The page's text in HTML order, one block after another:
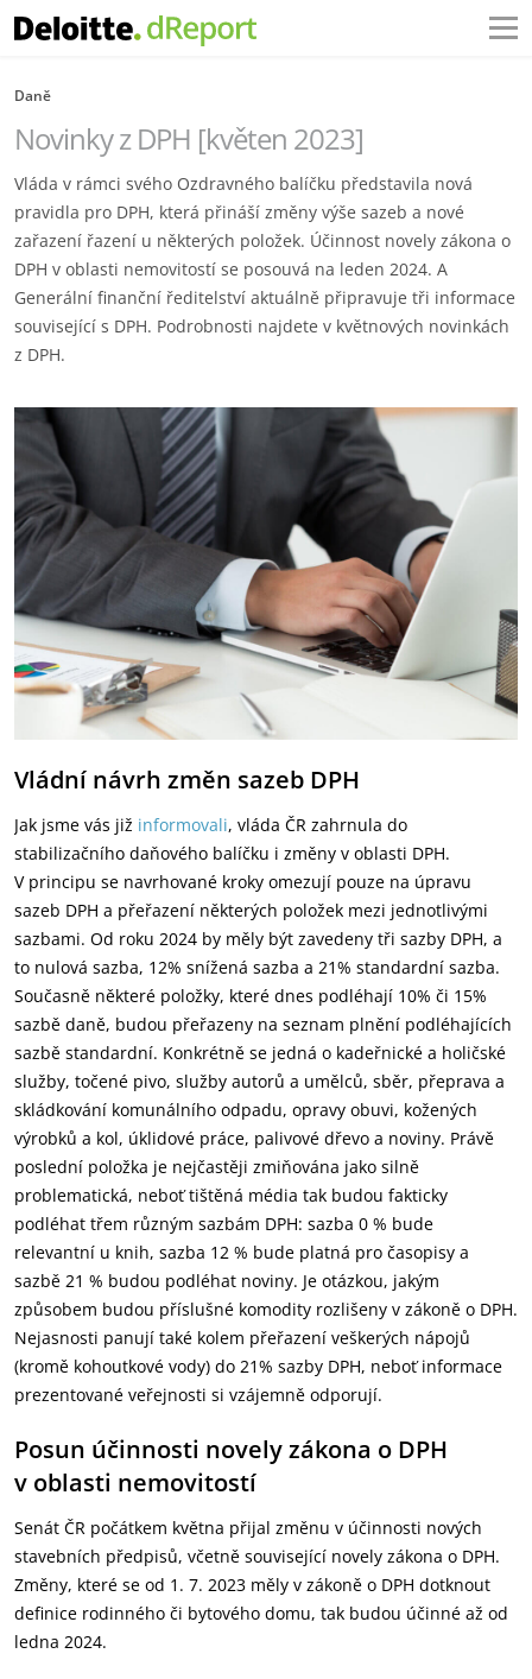
Daně
Novinky z DPH [květen 2023]
Vláda v rámci svého Ozdravného balíčku představila nová
pravidla pro DPH, která přináší změny výše sazeb a nové
zařazení řazení u některých položek. Účinnost novely zákona o
DPH v oblasti nemovitostí se posouvá na leden 2024. A
Generální finanční ředitelství aktuálně připravuje tři informace
související s DPH. Podrobnosti najdete v květnových novinkách
z DPH.
Vládní návrh změn sazeb DPH
Jak jsme vás již informovali, vláda ČR zahrnula do
stabilizačního daňového balíčku i změny v oblasti DPH.
V principu se navrhované kroky omezují pouze na úpravu
sazeb DPH a přeřazení některých položek mezi jednotlivými
sazbami. Od roku 2024 by měly být zavedeny tři sazby DPH, a
to nulová sazba, 12% snížená sazba a 21% standardní sazba.
Současně některé položky, které dnes podléhají 10% či 15%
sazbě daně, budou přeřazeny na seznam plnění podléhajících
sazbě standardní. Konkrétně se jedná o kadeřnické a holičské
služby, točené pivo, služby autorů a umělců, sběr, přeprava a
skládkování komunálního odpadu, opravy obuvi, kožených
výrobků a kol, úklidové práce, palivové dřevo a noviny. Právě
poslední položka je nejčastěji zmiňována jako silně
problematická, neboť tištěná média tak budou fakticky
podléhat třem různým sazbám DPH: sazba 0 % bude
relevantní u knih, sazba 12 % bude platná pro časopisy a
sazbě 21 % budou podléhat noviny. Je otázkou, jakým
způsobem budou příslušné komodity rozlišeny v zákoně o DPH.
Nejasnosti panují také kolem přeřazení veškerých nápojů
(kromě kohoutkové vody) do 21% sazby DPH, neboť informace
prezentované veřejnosti si vzájemně odporují.
Posun účinnosti novely zákona o DPH
v oblasti nemovitostí
Senát ČR počátkem května přijal změnu v účinnosti nových
stavebních předpisů, včetně související novely zákona o DPH.
Změny, které se od 1. 7. 2023 měly v zákoně o DPH dotknout
definice rodinného či bytového domu, tak budou účinné až od
ledna 2024.